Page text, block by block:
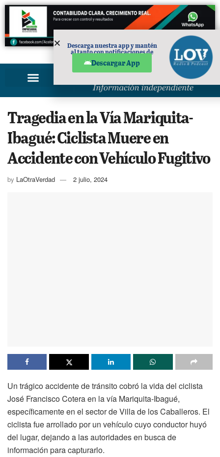
PUBLICIDAD
Tragedia en la Vía Mariquita-
Ibagué: Ciclista Muere en
Accidente con Vehículo Fugitivo
by LaOtraVerdad 2 julio, 2024
Un trágico accidente de tránsito cobró la vida del ciclista
José Francisco Cotera en la vía Mariquita-Ibagué,
específicamente en el sector de Villa de los Caballeros. El
ciclista fue arrollado por un vehículo cuyo conductor huyó
del lugar, dejando a las autoridades en busca de
información para capturarlo.
Descarga nuestra app y mantén
al tanto con notificaciones de
Descargar App